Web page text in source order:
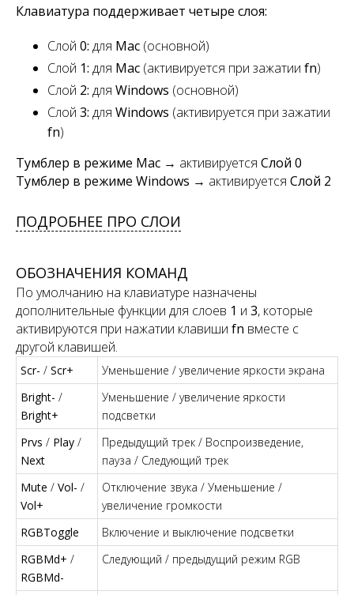
Клавиатура поддерживает четыре слоя:
Слой 0: для Mac (основной)
Слой 1: для Mac (активируется при зажатии fn)
Слой 2: для Windows (основной)
Слой 3: для Windows (активируется при зажатии
fn)
Тумблер в режиме Mac → активируется Слой 0
Тумблер в режиме Windows → активируется Слой 2
ПОДРОБНЕЕ ПРО СЛОИ
ОБОЗНАЧЕНИЯ КОМАНД
По умолчанию на клавиатуре назначены
дополнительные функции для слоев 1 и 3, которые
активируются при нажатии клавиши fn вместе с
другой клавишей.
Scr- / Scr+
Уменьшение / увеличение яркости экрана
Bright- /
Bright+
Уменьшение / увеличение яркости
подсветки
Prvs / Play /
Next
Предыдущий трек / Воспроизведение,
пауза / Следующий трек
Mute / Vol- /
Vol+
Отключение звука / Уменьшение /
увеличение громкости
RGBToggle
Включение и выключение подсветки
RGBMd+ /
RGBMd-
Следующий / предыдущий режим RGB